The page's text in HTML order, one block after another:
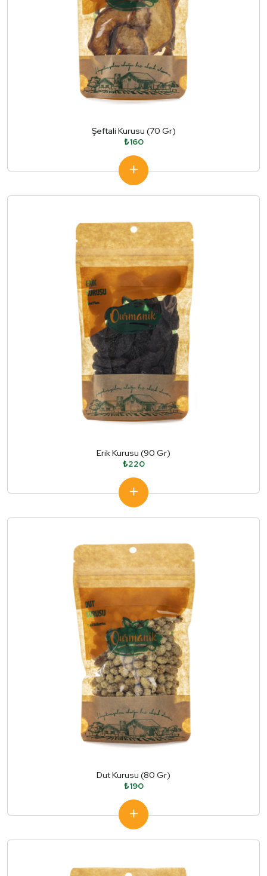
Şeftali Kurusu (70 Gr)
₺160
Erik Kurusu (90 Gr)
₺220
Dut Kurusu (80 Gr)
₺190